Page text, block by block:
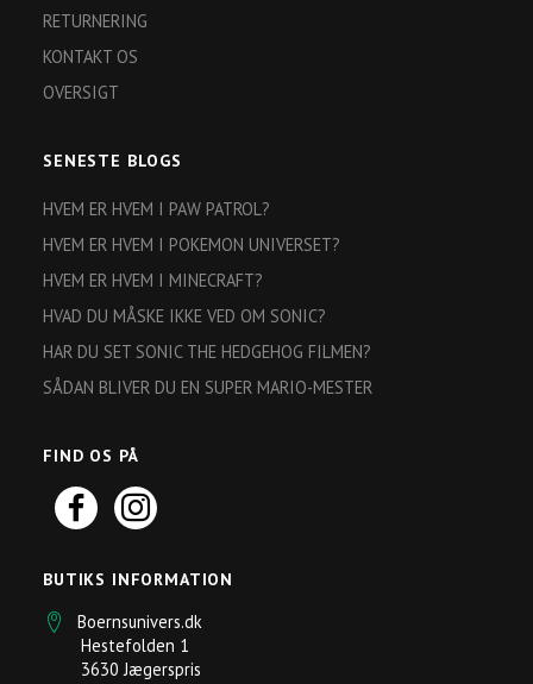
RETURNERING
KONTAKT OS
OVERSIGT
SENESTE BLOGS
HVEM ER HVEM I PAW PATROL?
HVEM ER HVEM I POKEMON UNIVERSET?
HVEM ER HVEM I MINECRAFT?
HVAD DU MÅSKE IKKE VED OM SONIC?
HAR DU SET SONIC THE HEDGEHOG FILMEN?
SÅDAN BLIVER DU EN SUPER MARIO-MESTER
FIND OS PÅ
BUTIKS INFORMATION
Boernsunivers.dk
Hestefolden 1
3630 Jægerspris